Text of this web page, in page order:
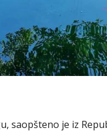
saopšteno je iz